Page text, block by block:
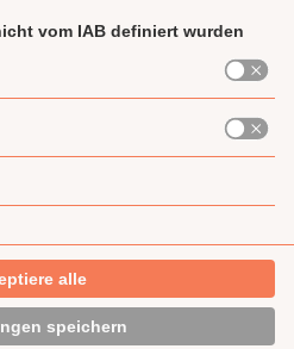
AGB
Widerrufsrecht
zzgl. Versandkosten
angegeben.